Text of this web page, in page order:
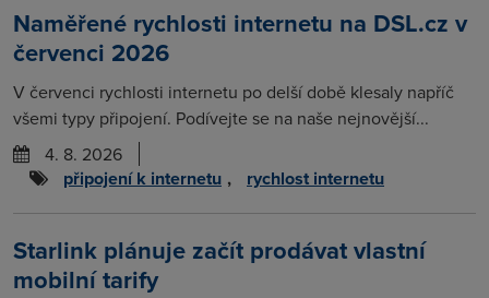
Naměřené rychlosti internetu na DSL.cz v
červenci 2026
V červenci rychlosti internetu po delší době klesaly napříč
všemi typy připojení. Podívejte se na naše nejnovější...
4. 8. 2026
připojení k internetu , rychlost internetu
Starlink plánuje začít prodávat vlastní
mobilní tarify